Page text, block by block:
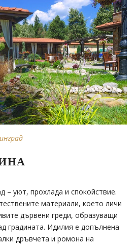
– уют, прохлада и спокойствие.
материали, което личи
дървени греди, образуващи
градината. Идилия е допълнена
дръвчета и ромона на